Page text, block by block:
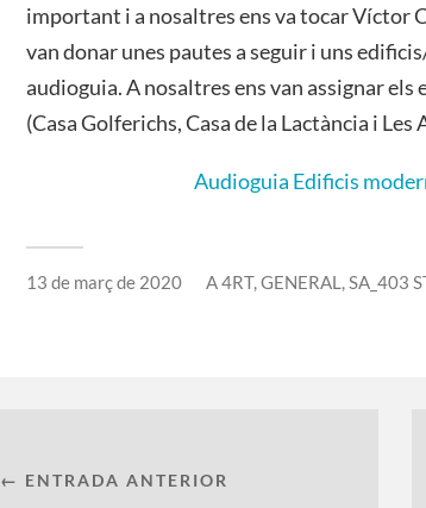
important i a nosaltres ens va tocar Víctor
van donar unes pautes a seguir i uns
audioguia. A nosaltres ens van assignar
(Casa Golferichs, Casa de la Lactància i Les
Audioguia Edificis
13 de març de 2020 A4RT,GENERAL,SA_403
← ENTRADA ANTERIOR